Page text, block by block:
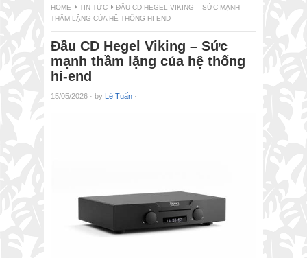
HOME TIN TỨC
ĐẦU CD HEGEL VIKING – SỨC MẠNH
THẦM LẶNG CỦA HỆ THỐNG HI-END
Đầu CD Hegel Viking – Sức
mạnh thầm lặng của hệ thống
hi-end
15/05/2026 · by Lê Tuấn ·